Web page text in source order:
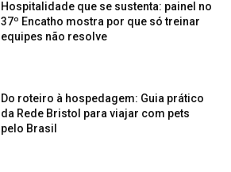
Hospitalidade que se sustenta: painel no
37º Encatho mostra por que só treinar
equipes não resolve
Do roteiro à hospedagem: Guia prático
da Rede Bristol para viajar com pets
pelo Brasil